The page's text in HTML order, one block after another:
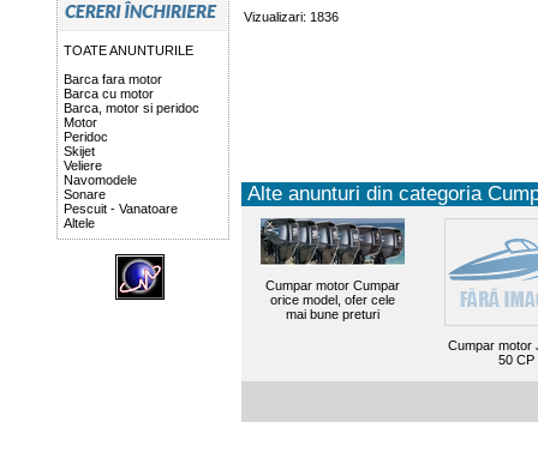
TOATE ANUNTURILE
Barca fara motor
Barca cu motor
Barca, motor si peridoc
Motor
Peridoc
Skijet
Veliere
Navomodele
Sonare
Pescuit - Vanatoare
Altele
Vizualizari: 1836
Alte anunturi din categoria
Cumpar motor Cumpar
orice model, ofer cele
mai bune preturi
Cumpar motor
50 CP